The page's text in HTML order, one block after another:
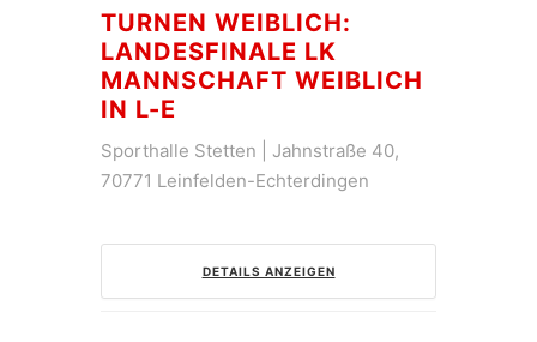
TURNEN WEIBLICH:
LANDESFINALE LK
MANNSCHAFT WEIBLICH
IN L-E
Sporthalle Stetten | Jahnstraße 40,
70771 Leinfelden-Echterdingen
DETAILS ANZEIGEN